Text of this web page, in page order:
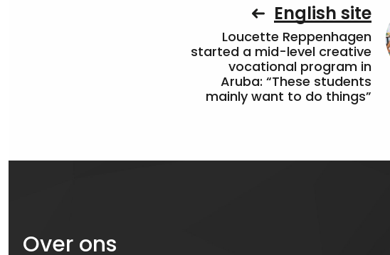
English site
Loucette Reppenhagen
started a mid-level creative
vocational program in
Aruba: “These students
mainly want to do things”
Over ons